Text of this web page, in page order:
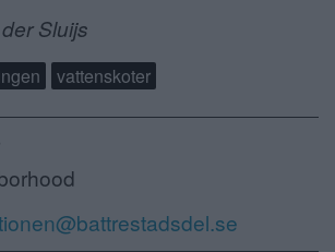
Sluijs
vattenskoter